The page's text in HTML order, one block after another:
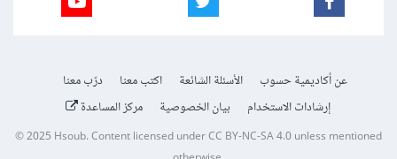
عن أكاديمية حسوب الأسئلة الشائعة اكتب معنا
درّب معنا
إرشادات الاستخدام
بيان الخصوصية مركز المساعدة
© 2025Hsoub.Content licensed underCC BY-NC-SA 4.0unless mentioned